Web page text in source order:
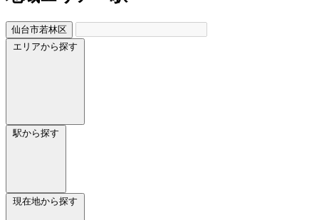
仙台市若林区
エリアから探す
駅から探す
現在地から探す